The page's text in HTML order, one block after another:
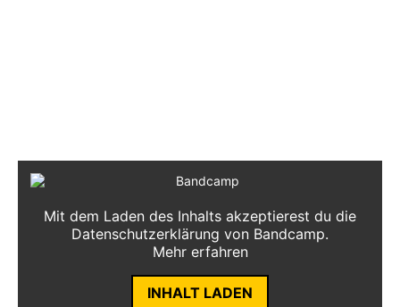
Mit dem Laden des Inhalts akzeptierest du die
Datenschutzerklärung von Bandcamp.
Mehr erfahren
INHALT LADEN